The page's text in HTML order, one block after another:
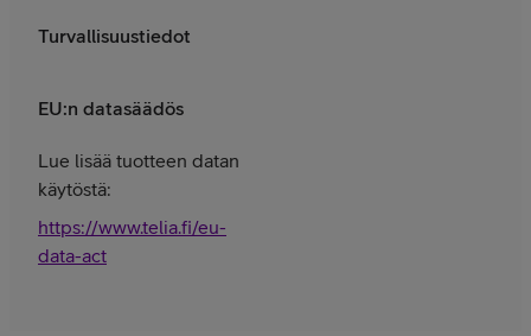
Turvallisuustiedot
EU:n datasäädös
Lue lisää tuotteen datan
käytöstä:
https://www.telia.fi/eu-
data-act